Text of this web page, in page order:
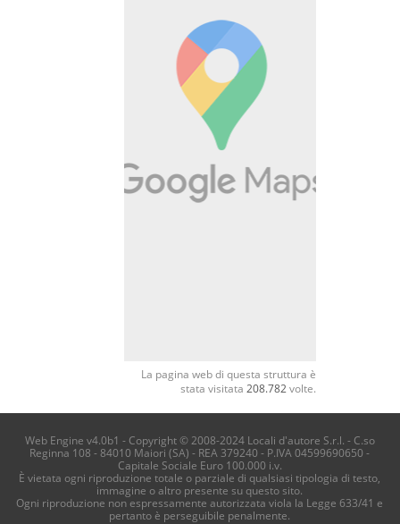
La pagina web di questa struttura è
stata visitata 208.782 volte.
Web Engine v4.0b1 - Copyright © 2008-2024 Locali d'autore S.r.l. - C.so
Reginna 108 - 84010 Maiori (SA) - REA 379240 - P.IVA 04599690650 -
Capitale Sociale Euro 100.000 i.v.
È vietata ogni riproduzione totale o parziale di qualsiasi tipologia di testo,
immagine o altro presente su questo sito.
Ogni riproduzione non espressamente autorizzata viola la Legge 633/41 e
pertanto è perseguibile penalmente.